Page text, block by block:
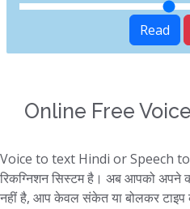
Read
Online Free
Voice to text Hindi or Speech
रिकग्निशन सिस्टम है। अब आपको अपने
नहीं है, आप केवल संकेत या बोलकर टाइप